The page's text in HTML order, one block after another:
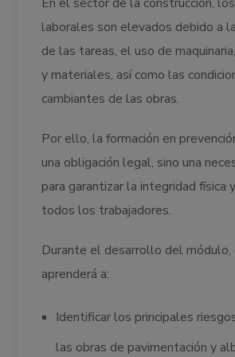
laborales son elevados debido a
de las tareas, el uso de
y materiales, así como las
cambiantes de las obras.
Por ello, la formación en
una obligación legal, sino una
para garantizar la integridad física
todos los trabajadores.
Durante el desarrollo del módulo,
aprenderá a:
Identificar los principales
las obras de pavimentación y